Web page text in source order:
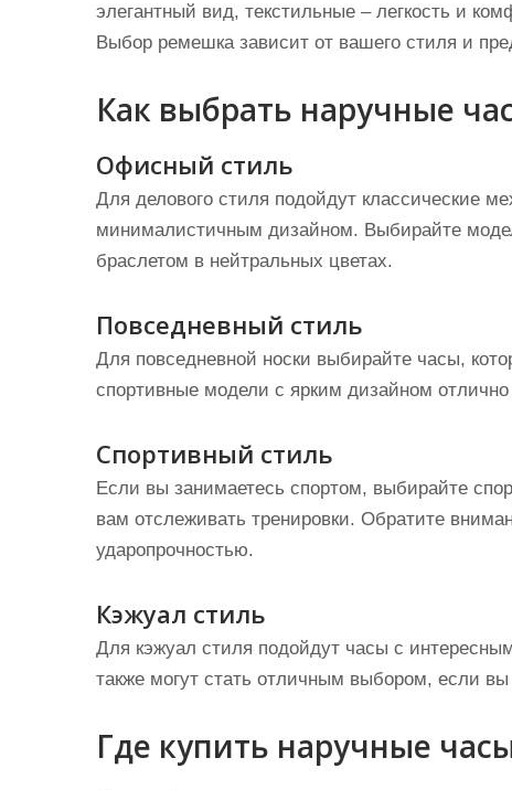
элегантный вид, текстильные – легкость и
Выбор ремешка зависит от вашего стиля и
Как выбрать наручные
Офисный стиль
Для делового стиля подойдут классические
минималистичным дизайном. Выбирайте
браслетом в нейтральных цветах.
Повседневный стиль
Для повседневной носки выбирайте часы,
спортивные модели с ярким дизайном
Спортивный стиль
Если вы занимаетесь спортом, выбирайте
вам отслеживать тренировки. Обратите
ударопрочностью.
Кэжуал стиль
Для кэжуал стиля подойдут часы с
также могут стать отличным выбором, если
Где купить наручные